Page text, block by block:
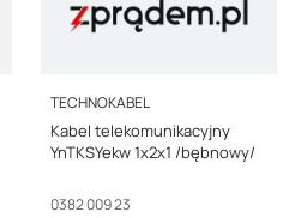
PRODUCENT
TECHNOKABEL
Kabel telekomunikacyjny
YnTKSYekw 1x2x1 /bębnowy/
Kod producenta
0382 009 23